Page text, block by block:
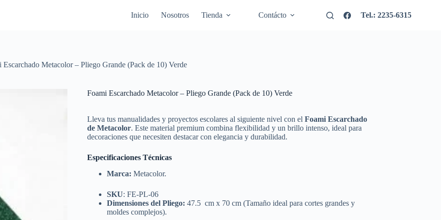
Inicio Nosotros Tienda Contácto Tel.: 2235-6315
Escarchado Metacolor – Pliego Grande (Pack de 10) Verde
Foami Escarchado Metacolor – Pliego Grande (Pack de 10) Verde
Lleva tus manualidades y proyectos escolares al siguiente nivel con el Foami Escarchado
de Metacolor. Este material premium combina flexibilidad y un brillo intenso, ideal para
decoraciones que necesiten destacar con elegancia y durabilidad.
Especificaciones Técnicas
Marca: Metacolor.
SKU: FE-PL-06
Dimensiones del Pliego: 47.5 cm x 70 cm(Tamaño ideal para cortes grandes y
moldes complejos).